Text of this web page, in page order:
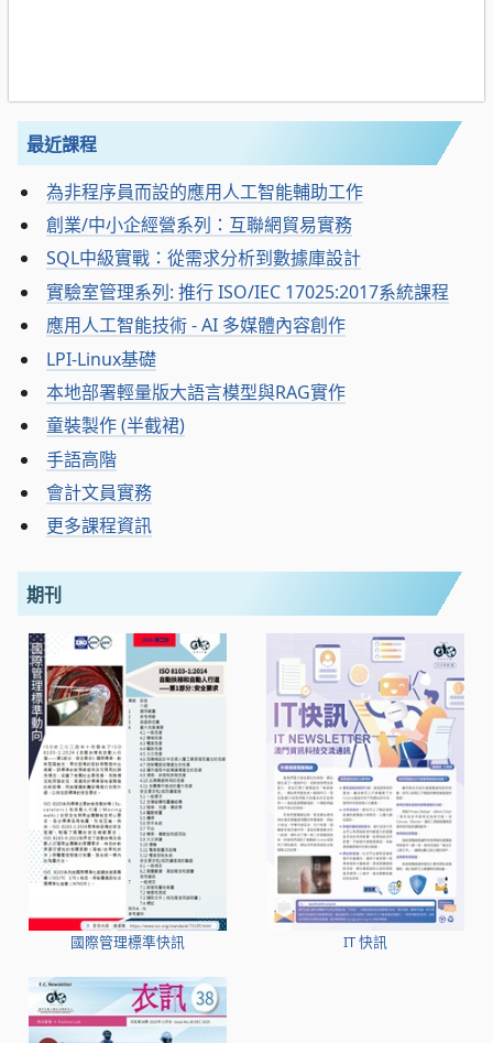
最近課程
為非程序員而設的應用人工智能輔助工作
創業/中小企經營系列：互聯網貿易實務
SQL中級實戰：從需求分析到數據庫設計
實驗室管理系列: 推行 ISO/IEC 17025:2017系統課程
應用人工智能技術 - AI 多媒體內容創作
LPI-Linux基礎
本地部署輕量版大語言模型與RAG實作
童裝製作 (半截裙)
手語高階
會計文員實務
更多課程資訊
期刊
國際管理標準快訊 IT 快訊